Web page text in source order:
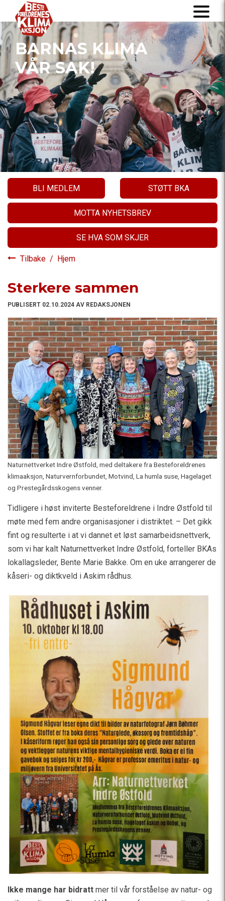
BARNAS KLIMA
VÅR SAK!
BLI MEDLEM STØTT BKA
MOTTA NYHETSBREV
SE HVA SOM SKJER
Tilbake / Hjem
Sterkere sammen
PUBLISERT 02.10.2024 AV REDAKSJONEN
Naturnettverket Indre Østfold, med deltakere fra Besteforeldrenes
klimaaksjon, Naturvernforbundet, Motvind, La humla suse, Hagelaget
og Prestegårdsskogens venner.
Tidligere i høst inviterte Besteforeldrene i Indre Østfold til
møte med fem andre organisasjoner i distriktet. – Det gikk
fint og resulterte i at vi dannet et løst samarbeidsnettverk,
som vi har kalt Naturnettverket Indre Østfold, forteller BKAs
lokallagsleder, Bente Marie Bakke. Om en uke arrangerer de
kåseri- og diktkveld i Askim rådhus.
Ikke mange har bidratt mer til vår forståelse av natur- og